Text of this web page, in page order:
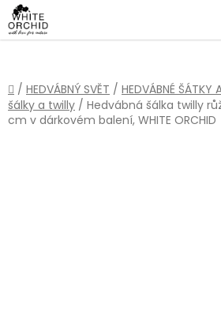
Přejít
na
obsah
Domů
/ HEDVÁBNÝ SVĚT / HEDVÁBNÉ ŠÁTKY
šálky a twilly / Hedvábná šálka twilly
cm v dárkovém balení, WHITE ORCHID